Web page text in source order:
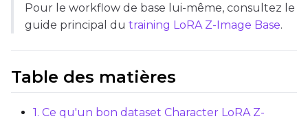
Learning Rate
Pour le workflow de base lui-même, consultez le
guide principal du training LoRA Z-Image Base.
Table des matières
1. Ce qu'un bon dataset Character LoRA Z-